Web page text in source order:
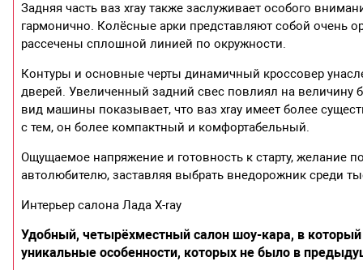
Задняя часть ваз xray также заслуживает особого
гармонично. Колёсные арки представляют собой очень
рассечены сплошной линией по окружности.
Контуры и основные черты динамичный кроссовер
дверей. Увеличенный задний свес повлиял на величину
вид машины показывает, что ваз xray имеет более
с тем, он более компактный и комфортабельный.
Ощущаемое напряжение и готовность к старту, желание
автолюбителю, заставляя выбрать внедорожник среди
Интерьер салона Лада X-ray
Удобный, четырёхместный салон шоу-кара, в
уникальные особенности, которых не было в